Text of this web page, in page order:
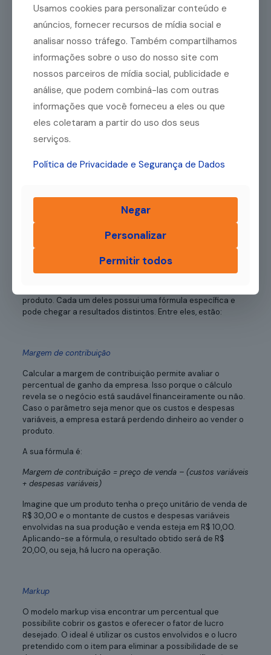
Outro ponto relevante para a precificação é a definição de
um valor agregado. Aqui, vale dizer que é comum as
pessoas acharem que preço e valor são sinônimos. Porém, o
preço diz respeito à quantia financeira exigida para o
pagamento de um produto ou serviço. Quanto ao valor,
corresponde à maneira como as pessoas enxergam o
produto ou serviço, bem como os benefícios que ele traz. Se
precificação, é possível que o seu produto seja tido como
de baixa qualidade, mesmo não sendo.
Por exemplo, considerando astecnologiasdisponíveis
atualmente, não há grandes diferenças funcionais entre um
valor agregado ao iPhone o torna um produto exclusivo e
diferenciado, fazendo com que ele seja mais desejado.
Como calcular os preços
dos produtos e garantir o
lucro do negócio?
produto. Cada um deles possui uma fórmula específica e
pode chegar a resultados distintos. Entre eles, estão:
Margem de contribuição
Calcular a margem de contribuição permite avaliar o
percentual de ganho da empresa. Isso porque o cálculo
revela se o negócio está saudável financeiramente ou não.
Caso o parâmetro seja menor que os custos e despesas
variáveis, a empresa estará perdendo dinheiro ao vender o
produto.
A sua fórmula é:
Margem de contribuição = preço de venda – (custos variáveis
+ despesas variáveis)
Imagine que um produto tenha o preço unitário de venda de
R$ 30,00 e o montante de custos e despesas variáveis
envolvidas na sua produção e venda esteja em R$ 10,00.
Aplicando-se a fórmula, o resultado obtido será de R$
20,00, ou seja, há lucro na operação.
Markup
O modelo markup visa encontrar um percentual que
possibilite cobrir os gastos e oferecer o fator de lucro
desejado. O ideal é utilizar os custos envolvidos e o lucro
pretendido com o item para eliminar a possibilidade de se
Usamos cookies para personalizar conteúdo e
anúncios, fornecer recursos de mídia social e
analisar nosso tráfego. Também compartilhamos
informações sobre o uso do nosso site com
nossos parceiros de mídia social, publicidade e
análise, que podem combiná-las com outras
informações que você forneceu a eles ou que
eles coletaram a partir do uso dos seus
serviços.
Política de Privacidade e Segurança de Dados
Negar
Personalizar
Permitir todos